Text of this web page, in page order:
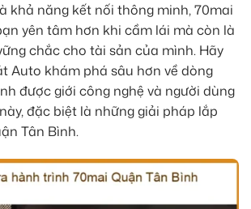
khả năng kết nối thông minh, 70mai
yên tâm hơn khi cầm lái mà còn là
chắc cho tài sản của mình. Hãy
Auto khám phá sâu hơn về dòng
được giới công nghệ và người dùng
đặc biệt là những giải pháp lắp
Tân Bình.